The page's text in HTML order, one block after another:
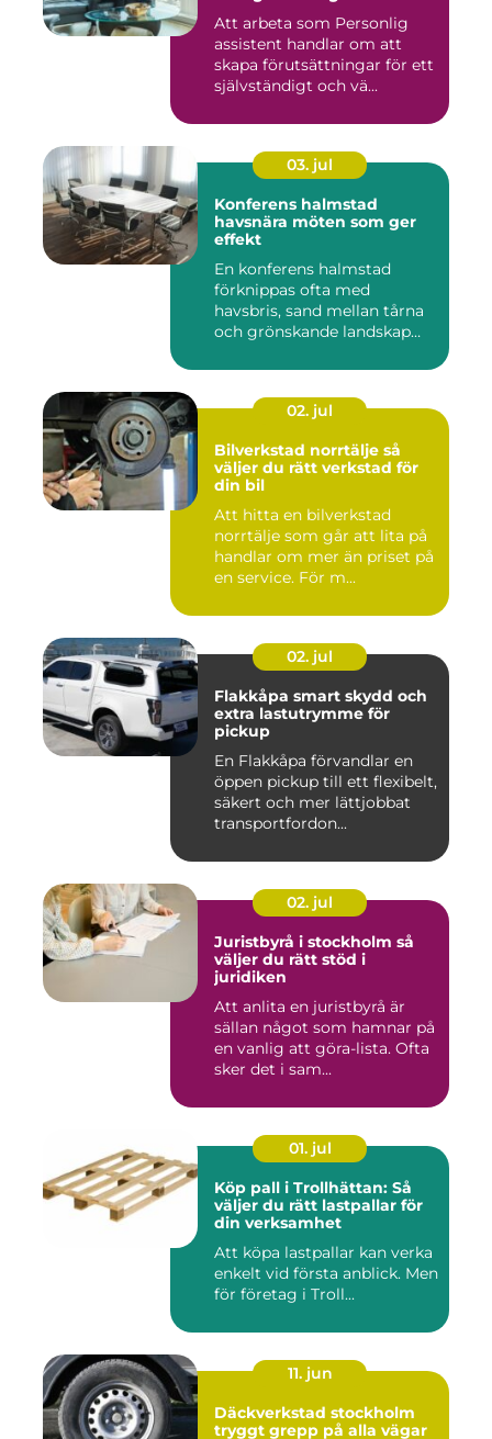
Att arbeta som Personlig
assistent handlar om att
skapa förutsättningar för ett
självständigt och vä...
03. jul
Konferens halmstad
havsnära möten som ger
effekt
En konferens halmstad
förknippas ofta med
havsbris, sand mellan tårna
och grönskande landskap
02. jul
Bilverkstad norrtälje så
väljer du rätt verkstad för
din bil
Att hitta en bilverkstad
norrtälje som går att lita på
handlar om mer än priset på
en service. För m...
02. jul
Flakkåpa smart skydd och
extra lastutrymme för
pickup
En Flakkåpa förvandlar en
öppen pickup till ett flexibelt,
säkert och mer lättjobbat
transportfordon...
02. jul
Juristbyrå i stockholm så
väljer du rätt stöd i
juridiken
Att anlita en juristbyrå är
sällan något som hamnar på
en vanlig att göra-lista. Ofta
sker det i sam...
01. jul
Köp pall i Trollhättan: Så
väljer du rätt lastpallar för
din verksamhet
Att köpa lastpallar kan verka
enkelt vid första anblick. Men
för företag i Troll...
11. jun
Däckverkstad stockholm
tryggt grepp på alla vägar